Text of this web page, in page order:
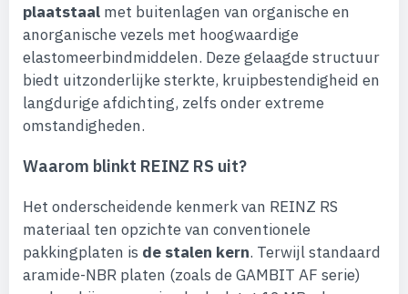
plaatstaal met buitenlagen van organische en
anorganische vezels met hoogwaardige
elastomeerbindmiddelen. Deze gelaagde structuur
biedt uitzonderlijke sterkte, kruipbestendigheid en
langdurige afdichting, zelfs onder extreme
omstandigheden.
Waarom blinkt REINZ RS uit?
Het onderscheidende kenmerk van REINZ RS
materiaal ten opzichte van conventionele
pakkingplaten is de stalen kern. Terwijl standaard
aramide-NBR platen (zoals de GAMBIT AF serie)